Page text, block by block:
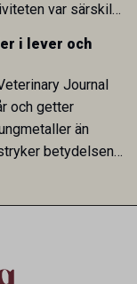
var särskilt
till bland
att hästarna
inte att de
bidrar till
i lever och
Journal
och getter
än
betydelsen